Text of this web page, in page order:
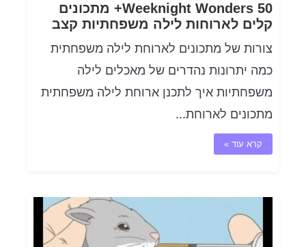
Weeknight Wonders 50+ מתכונים
קלים לארוחות לילה משפחתיות קצב
צורות של מתכונים לארוחת לילה משפחתית
כמה יתרונות נהדרים של מאכלים לילה
משפחתיות איך לתכנן ארוחת לילה משפחתית
מתכונים לארוחת...
קרא עוד »